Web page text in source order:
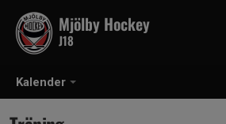
Kalender
Mjölby Hockey
J18